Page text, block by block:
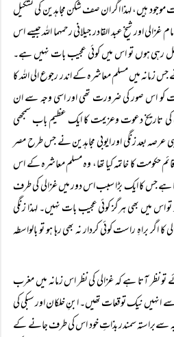
ہیں، لہذا اگر ان صف شکن مجاہدین کی تشکیل
اور شیخ عبد القادر جیلانی رحمہما اللہ جیسے اس
رہی ہوں تو اس میں کوئی عجیب بات نہیں ہے۔
جس زمانہ میں مسلم معاشرہ کے اندر رجوع الی اللہ کا
امت کو اس صور کی ضرورت تھی اور اسی وجہ سے ان
تاریخ دعوت وعزیمت کا ایک عظیم باب سمجھی
عرصہ بعد زنگی اور ایوبی مجاہدین نے جس طرح مصر
حکومت کا خاتمہ کیا تھا، وہ مسلم معاشرہ کے اس
ہے جس کا ایک بڑا سبب اس دور میں غزالی کی طرف
اس میں بھی ہرگز کوئی عجیب بات نہیں۔ لہذا زنگی
اگر براہِ راست کوئی کردار نہ بھی رہا ہو تو بالواسطہ
تو نظر آتا ہے کہ غزالی کی نظر اس زمانہ میں مغرب
نیک توقعات تھیں۔ ابنِ خلکان اور سبکی کی
سمندر بذاتِ خود اس کی طرف جانے کے